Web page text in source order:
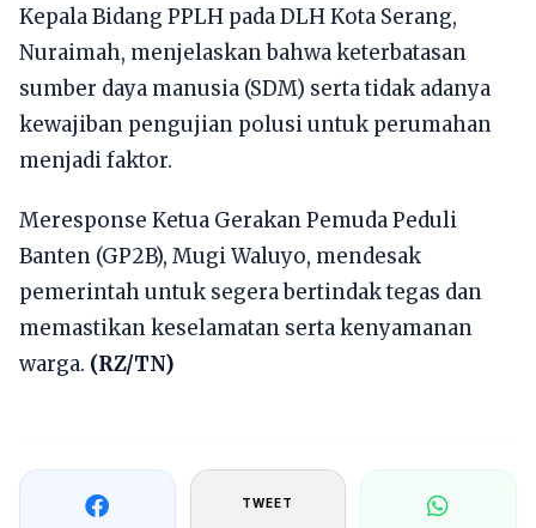
Kepala Bidang PPLH pada DLH Kota Serang,
Nuraimah, menjelaskan bahwa keterbatasan
sumber daya manusia (SDM) serta tidak adanya
kewajiban pengujian polusi untuk perumahan
menjadi faktor.
Meresponse Ketua Gerakan Pemuda Peduli
Banten (GP2B), Mugi Waluyo, mendesak
pemerintah untuk segera bertindak tegas dan
memastikan keselamatan serta kenyamanan
warga. (RZ/TN)
TWEET